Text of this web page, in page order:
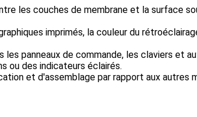
les couches de membrane et la surface
imprimés, la couleur du
panneaux de commande, les claviers et
ou des indicateurs éclairés.
et d'assemblage par rapport aux autres